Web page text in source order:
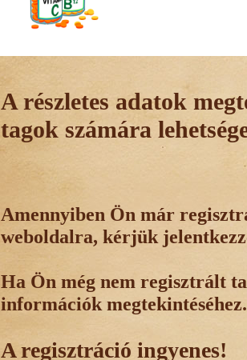
A részletes adatok
tagok számára
Amennyiben Ön már
weboldalra, kérjük
Ha Ön még nem regisztrált
információk megtekintéséhez.
A regisztráció ingyenes!